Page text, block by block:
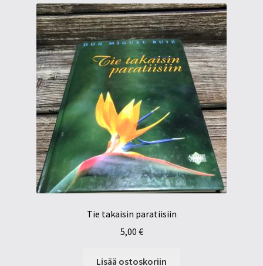
Tie takaisin paratiisiin
5,00 €
Lisää ostoskoriin